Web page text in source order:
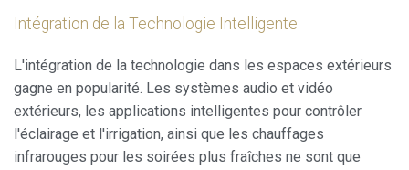
Intégration de la Technologie Intelligente
L'intégration de la technologie dans les espaces extérieurs
gagne en popularité. Les systèmes audio et vidéo
extérieurs, les applications intelligentes pour contrôler
l'éclairage et l'irrigation, ainsi que les chauffages
infrarouges pour les soirées plus fraîches ne sont que